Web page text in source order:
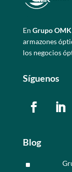
En Grupo OMK
armazones
los negocios
Síguenos
Blog
^